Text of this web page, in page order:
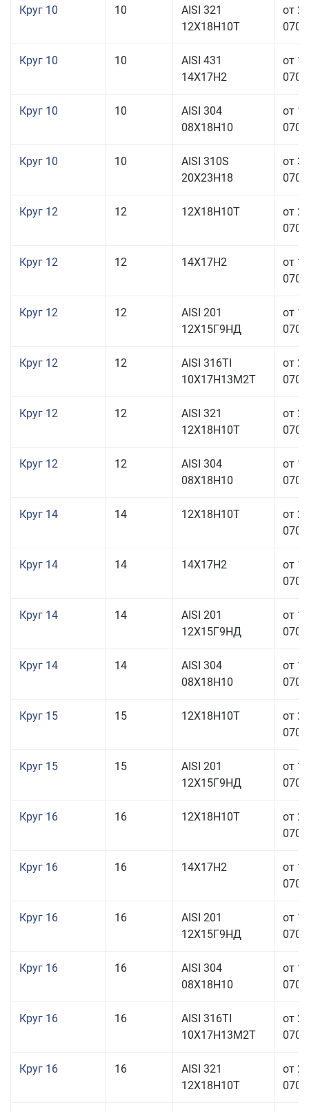
Круг 10 10
AISI 321
12Х18Н10Т
от
Круг 10 10
AISI 431
14Х17Н2
от
Круг 10 10
AISI 304
08Х18Н10
от
Круг 10 10
AISI 310S
20Х23Н18
от
Круг 12 12 12Х18Н10Т
от
Круг 12 12 14Х17Н2
от
Круг 12 12
AISI 201
12Х15Г9НД
от
Круг 12 12
AISI 316TI
10Х17Н13М2Т
от
Круг 12 12
AISI 321
12Х18Н10Т
от
Круг 12 12
AISI 304
08Х18Н10
от
Круг 14 14 12Х18Н10Т
от
Круг 14 14 14Х17Н2
от
Круг 14 14
AISI 201
12Х15Г9НД
от
Круг 14 14
AISI 304
08Х18Н10
от
Круг 15 15 12Х18Н10Т
от
Круг 15 15
AISI 201
12Х15Г9НД
от
Круг 16 16 12Х18Н10Т
от
Круг 16 16 14Х17Н2
от
Круг 16 16
AISI 201
12Х15Г9НД
от
Круг 16 16
AISI 304
08Х18Н10
от
Круг 16 16
AISI 316TI
10Х17Н13М2Т
от
Круг 16 16
AISI 321
12Х18Н10Т
от